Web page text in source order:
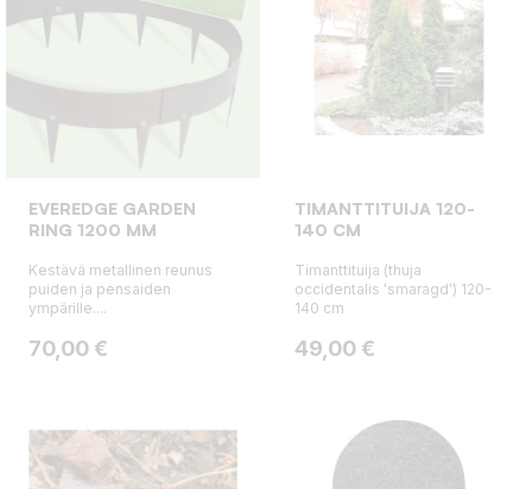
EVEREDGE GARDEN
RING 1200 MM
Kestävä metallinen reunus
puiden ja pensaiden
ympärille....
Hinta
70,00 €
TIMANTTITUIJA 120-
140 CM
Timanttituija (thuja
occidentalis 'smaragd') 120-
140 cm
Hinta
49,00 €